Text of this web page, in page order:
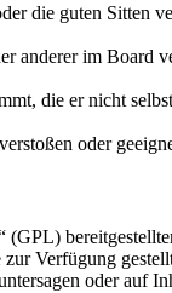
die guten Sitten
anderer im
die er nicht
oder
(GPL)
Verfügung
oder auf